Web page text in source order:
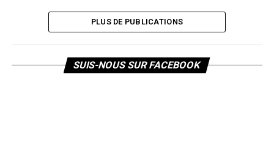
PLUS DE PUBLICATIONS
SUIS-NOUS SUR FACEBOOK